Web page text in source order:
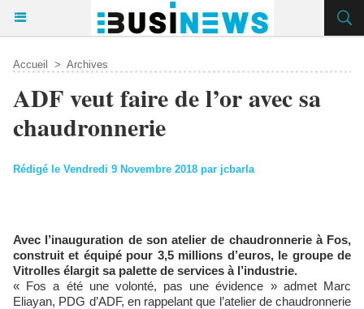
Accueil > Archives
ADF veut faire de l’or avec sa
chaudronnerie
Rédigé le Vendredi 9 Novembre 2018 par jcbarla
Avec l’inauguration de son atelier de chaudronnerie à Fos,
construit et équipé pour 3,5 millions d’euros, le groupe de
Vitrolles élargit sa palette de services à l’industrie.
« Fos a été une volonté, pas une évidence » admet Marc
Eliayan, PDG d’ADF, en rappelant que l’atelier de chaudronnerie